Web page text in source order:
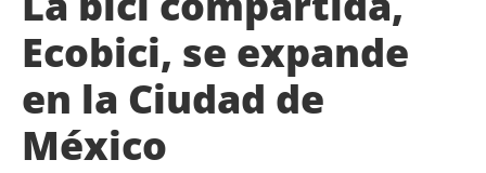
Ecobici, se expande
en la Ciudad de
México